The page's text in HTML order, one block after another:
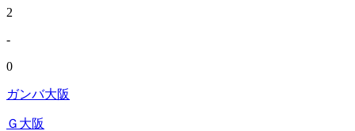
2
-
0
ガンバ大阪
Ｇ大阪